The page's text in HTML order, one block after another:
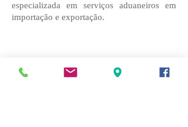
especializada em serviços aduaneiros em
importação e exportação.